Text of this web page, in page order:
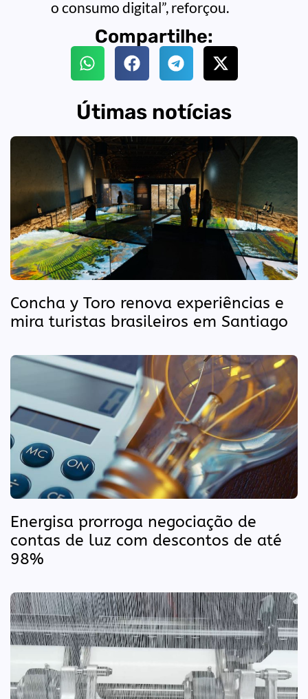
o consumo digital”, reforçou.
Compartilhe:
Útimas notícias
Concha y Toro renova experiências e
mira turistas brasileiros em Santiago
Energisa prorroga negociação de
contas de luz com descontos de até
98%